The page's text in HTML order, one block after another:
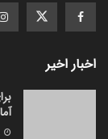
اخبار اخیر